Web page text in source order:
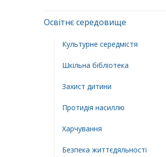
Освітнє середовище
Культурне середмістя
Шкільна бібліотека
Захист дитини
Протидія насиллю
Харчування
Безпека життєдяльності